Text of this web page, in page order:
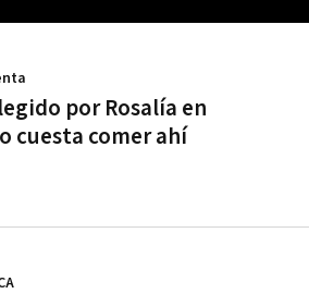
por Rosalía en
cuesta comer ahí